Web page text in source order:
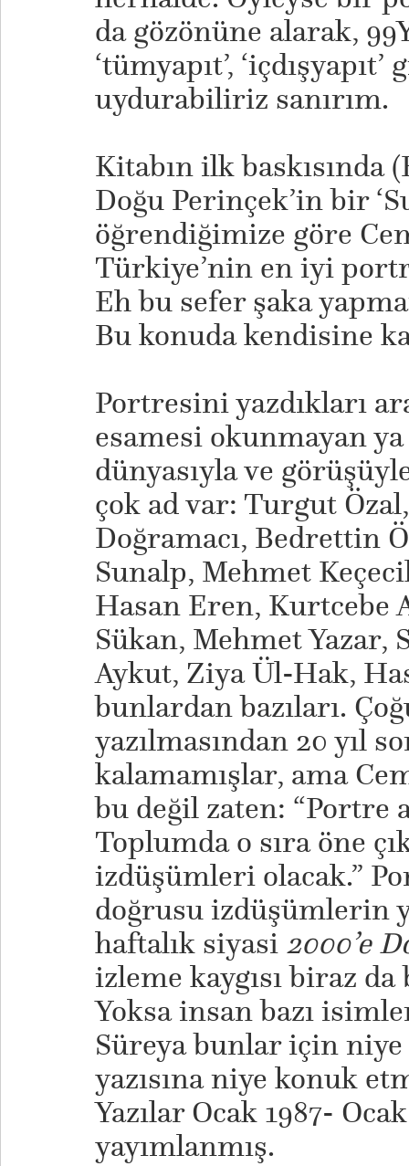
da gözönüne alarak,
‘tümyapıt’,
uydurabiliriz sanırım.
Kitabın ilk baskısında
Doğu Perinçek’in bir
öğrendiğimize göre
Türkiye’nin en iyi
Eh bu sefer şaka
Bu konuda kendisine
Portresini yazdıkları
esamesi okunmayan ya
dünyasıyla ve
çok ad var: Turgut
Doğramacı, Bedrettin
Sunalp, Mehmet
Hasan Eren, Kurtcebe
Sükan, Mehmet Yazar,
Aykut, Ziya Ül-Hak,
bunlardan bazıları.
yazılmasından 20 yıl
kalamamışlar, ama
bu değil zaten: “Portre
Toplumda o sıra öne
izdüşümleri olacak.”
doğrusu izdüşümlerin
haftalık siyasi 2000’e
izleme kaygısı biraz
Yoksa insan bazı
Süreya bunlar için niye
yazısına niye konuk
Yazılar Ocak 1987-
yayımlanmış.